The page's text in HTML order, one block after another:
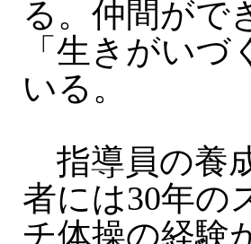
る。仲間がで
「生きがい
いる。
指導員の養
者には30年の
チ体操の経験